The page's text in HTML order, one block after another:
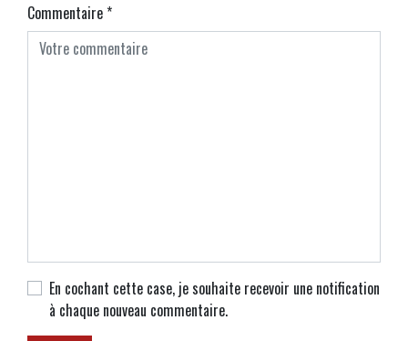
Commentaire*
En cochant cette case, je souhaite recevoir une notification
à chaque nouveau commentaire.